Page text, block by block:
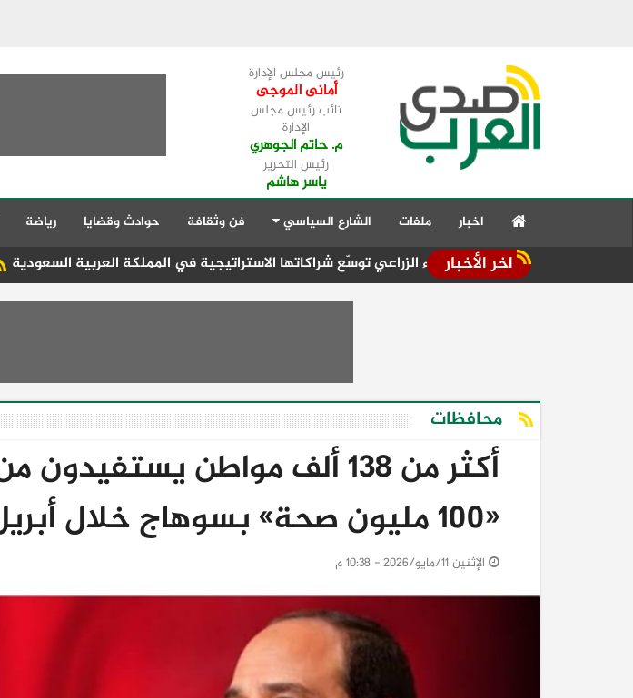
رئيس مجلس الإدارة
أمانى الموجى
نائب رئيس مجلس
الإدارة
م. حاتم الجوهري
رئيس التحرير
ياسر هاشم
اخبار ملفات الشارع السياسي فن وثقافة حوادث وقضايا رياضة
اخر الأخبار درجات للاستثمار والإنماء الزراعي توسّع شراكاتها الاستراتيجية في المملكة العربية السعودية
محافظات
أكثر من 138 ألف مواطن
«100 مليون صحة» بسوهاج خلال أبريل
الإثنين 11/مايو/2026 - 10:38 م